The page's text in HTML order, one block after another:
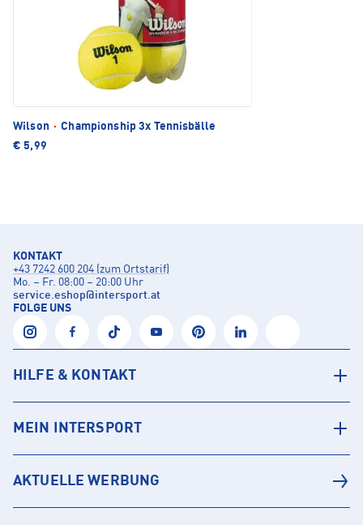
Wilson · Championship 3x Tennisbälle
€ 5,99
KONTAKT
+43 7242 600 204 (zum Ortstarif)
Mo. – Fr. 08:00 – 20:00 Uhr
service.eshop@intersport.at
FOLGE UNS
HILFE & KONTAKT
MEIN INTERSPORT
AKTUELLE WERBUNG